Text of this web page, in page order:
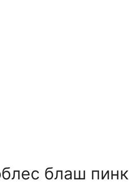
блаш пинк